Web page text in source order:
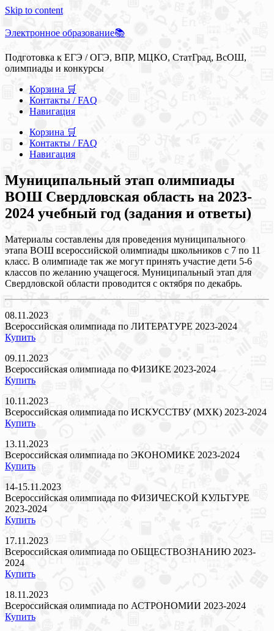
Skip to content
Электронное образование📚
Подготовка к ЕГЭ / ОГЭ, ВПР, МЦКО, СтатГрад, ВсОШ,
олимпиады и конкурсы
Корзина 🛒
Контакты / FAQ
Навигация
Корзина 🛒
Контакты / FAQ
Навигация
Муниципальный этап олимпиады
ВОШ Свердловская область на 2023-
2024 учебный год (задания и ответы)
Материалы составлены для проведения муниципального
этапа ВОШ всероссийской олимпиады школьников с 7 по 11
класс. В олимпиаде так же могут принять участие дети 5-6
классов по желанию учащегося. Муниципальный этап для
Свердловской области проводится с октября по декабрь.
08.11.2023
Всероссийская олимпиада по ЛИТЕРАТУРЕ 2023-2024
Купить
09.11.2023
Всероссийская олимпиада по ФИЗИКЕ 2023-2024
Купить
10.11.2023
Всероссийская олимпиада по ИСКУССТВУ (МХК) 2023-2024
Купить
13.11.2023
Всероссийская олимпиада по ЭКОНОМИКЕ 2023-2024
Купить
14-15.11.2023
Всероссийская олимпиада по ФИЗИЧЕСКОЙ КУЛЬТУРЕ
2023-2024
Купить
17.11.2023
Всероссийская олимпиада по ОБЩЕСТВОЗНАНИЮ 2023-
2024
Купить
18.11.2023
Всероссийская олимпиада по АСТРОНОМИИ 2023-2024
Купить